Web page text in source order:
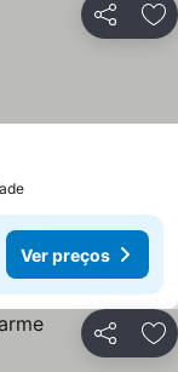
Partilhar
Ver preços
Partilhar